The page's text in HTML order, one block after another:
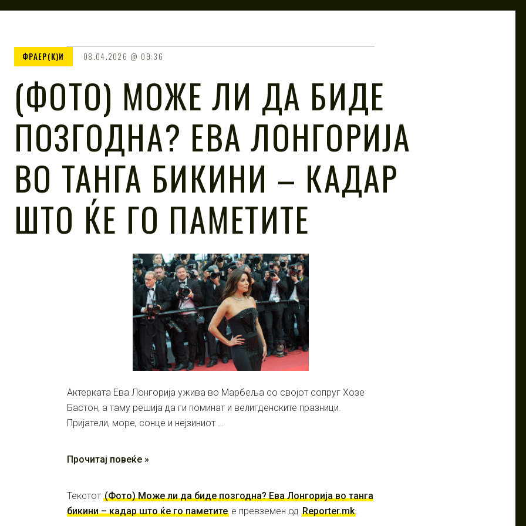
ФРАЕР(К)И 08.04.2026 09:36
(ФОТО) МОЖЕ ЛИ ДА БИДЕ
ПОЗГОДНА? ЕВА ЛОНГОРИЈА
ВО ТАНГА БИКИНИ – КАДАР
ШТО ЌЕ ГО ПАМЕТИТЕ
Актерката Ева Лонгорија ужива во Марбеља со својот сопруг Хозе
Бастон, а таму решија да ги поминат и велигденските празници.
Пријатели, море, сонце и нејзиниот …
Прочитај повеќе »
Текстот (Фото) Може ли да биде позгодна? Ева Лонгорија во танга
бикини – кадар што ќе го паметите е превземен од Reporter.mk.